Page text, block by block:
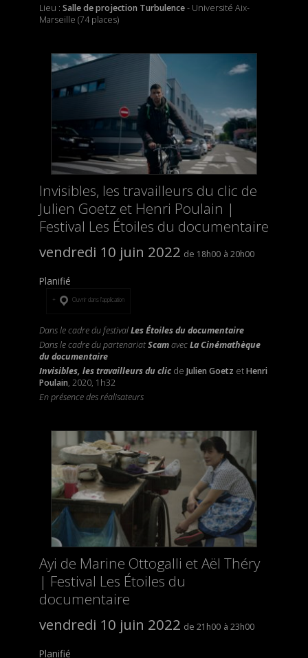
Lieu : Salle de projection Turbulence- Université Aix-
Marseille (74 places)
Invisibles, les travailleurs du clic de
Julien Goetz et Henri Poulain |
Festival Les Étoiles du documentaire
vendredi 10 juin 2022
18h00 20h00
Planifié
Ouvrir dans l’application
Dans le cadre du festivalLes Étoiles du documentaire
Dans le cadre du partenariatScamavecLa Cinémathèque
du documentaire
Invisibles, les travailleurs du clicde Julien Goetz etHenri
Poulain, 2020, 1h32
En présence des réalisateurs
Ayi de Marine Ottogalli et Aël Théry
| Festival Les Étoiles du
documentaire
vendredi 10 juin 2022
21h00 23h00
Planifié